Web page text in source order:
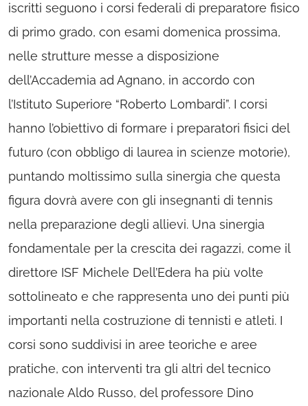
iscritti seguono i corsi federali di preparatore fisico
di primo grado, con esami domenica prossima,
nelle strutture messe a disposizione
dell’Accademia ad Agnano, in accordo con
l’Istituto Superiore “Roberto Lombardi”. I corsi
hanno l’obiettivo di formare i preparatori fisici del
futuro (con obbligo di laurea in scienze motorie),
puntando moltissimo sulla sinergia che questa
figura dovrà avere con gli insegnanti di tennis
nella preparazione degli allievi. Una sinergia
fondamentale per la crescita dei ragazzi, come il
direttore ISF Michele Dell’Edera ha più volte
sottolineato e che rappresenta uno dei punti più
importanti nella costruzione di tennisti e atleti. I
corsi sono suddivisi in aree teoriche e aree
pratiche, con interventi tra gli altri del tecnico
nazionale Aldo Russo, del professore Dino